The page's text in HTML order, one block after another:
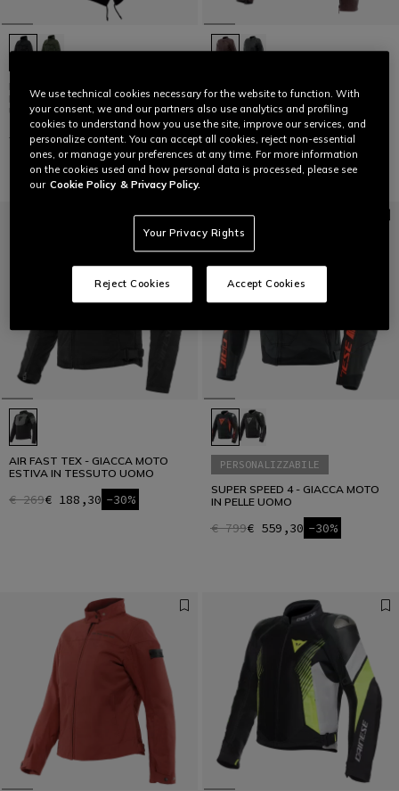
DUOMO ABSØLUTESHELL™ PRO -
PARKA MOTO IMPERMEABILE
UOMO
€ 499€ 299,40 -40%
ITINERE - GIACCA MOTO IN PELLE
DONNA
€ 499€ 249,50 -50%
AIR FAST TEX - GIACCA MOTO
ESTIVA IN TESSUTO UOMO
€ 269€ 188,30 -30%
PERSONALIZZABILE
SUPER SPEED 4 - GIACCA MOTO
IN PELLE UOMO
€ 799€ 559,30 -30%
We use technical cookies necessary for the website to function. With
your consent, we and our partners also use analytics and profiling
cookies to understand how you use the site, improve our services, and
personalize content. You can accept all cookies, reject non-essential
ones, or manage your preferences at any time. For more information
on the cookies used and how personal data is processed, please see
our Cookie Policy & Privacy Policy.
Your Privacy Rights
Reject Cookies Accept Cookies